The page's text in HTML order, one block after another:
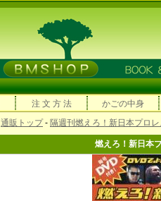
注 文 方 法 かごの中身
通販トップ- 隔週刊燃えろ！新日本プロ
燃えろ！新日